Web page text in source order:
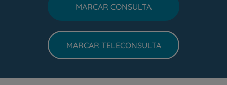
MARCAR CONSULTA
MARCAR TELECONSULTA